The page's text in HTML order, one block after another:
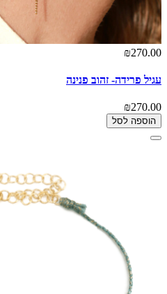
₪270.00
עגיל פרידה- זהוב פנינה
₪270.00
הוספה לסל